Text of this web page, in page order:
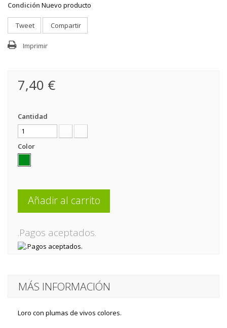
Condición Nuevo producto
Tweet Compartir
Imprimir
7,40 €
Cantidad
Color
Añadir al carrito
.Pagos aceptados.
MÁS INFORMACIÓN
Loro con plumas de vivos colores.